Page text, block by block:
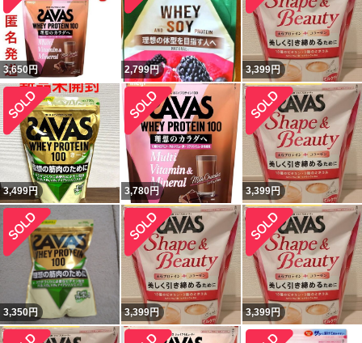
3,650円 2,799円 3,399円
3,499円 3,780円 3,399円
3,350円 3,399円 3,399円